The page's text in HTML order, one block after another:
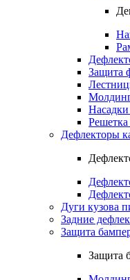
Защита
Решетка
Дефлекторы
Дуги кузова
Задние
Защита
Защита